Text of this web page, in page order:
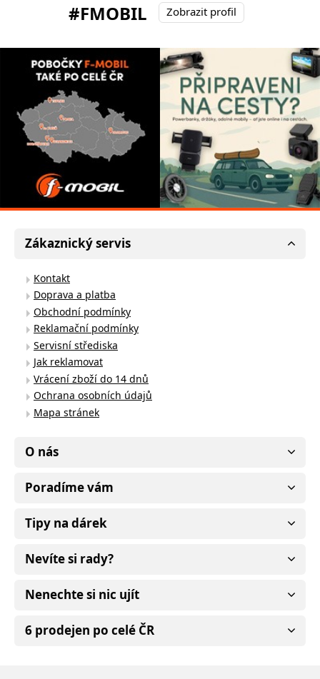
#FMOBIL
Zobrazit profil
Zákaznický servis
Kontakt
Doprava a platba
Obchodní podmínky
Reklamační podmínky
Servisní střediska
Jak reklamovat
Vrácení zboží do 14 dnů
Ochrana osobních údajů
Mapa stránek
O nás
Poradíme vám
Tipy na dárek
Nevíte si rady?
Nenechte si nic ujít
6 prodejen po celé ČR